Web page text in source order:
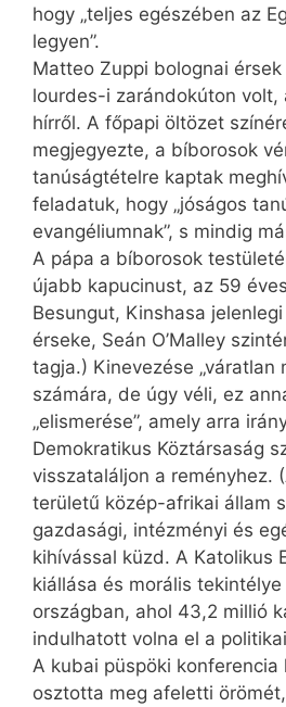
hogy „teljes egészében az
legyen”.
Matteo Zuppi bolognai
lourdes-i zarándokúton volt,
hírről. A főpapi öltözet
megjegyezte, a bíborosok
tanúságtételre kaptak
feladatuk, hogy „jóságos
evangéliumnak”, s mindig
A pápa a bíborosok
újabb kapucinust, az 59
Besungut, Kin­s­hasa
érseke, Seán O’Malley
tagja.) Kinevezése „váratlan
számára, de úgy véli, ez
„elismerése”, amely arra
Demokratikus Köztársaság
visszataláljon a reményhez.
területű közép-afrikai állam
gazdasági, intézményi és
kihívással küzd. A Katolikus
kiállása és morális
országban, ahol 43,2 millió
indulhatott volna el a
A kubai püspöki konferencia
osztotta meg afeletti